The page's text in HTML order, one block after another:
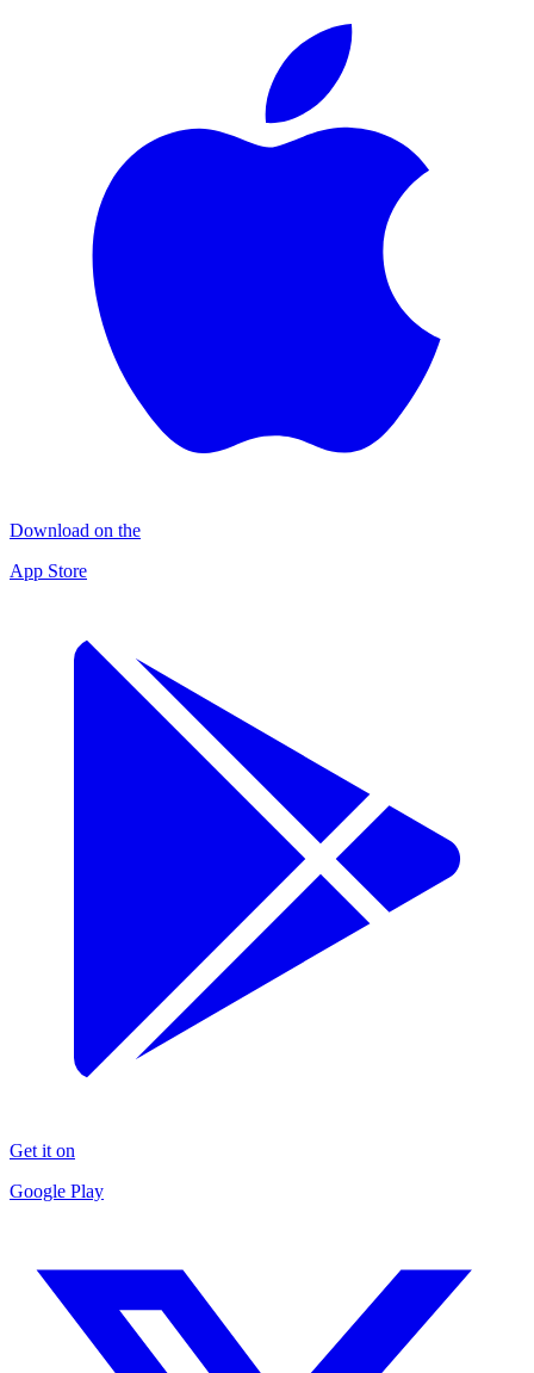
Download on the
App Store
Get it on
Google Play